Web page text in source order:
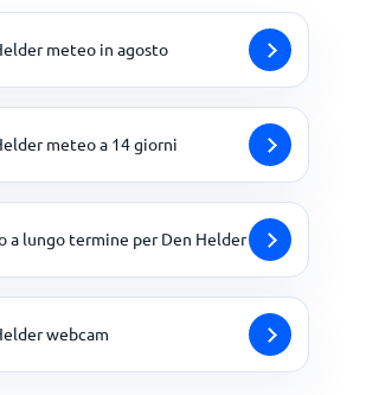
meteo in agosto
meteo a 14 giorni
a lungo termine per Den Helder
webcam